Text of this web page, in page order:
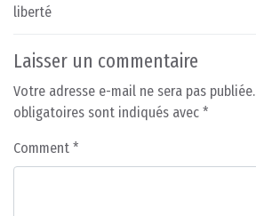
liberté
Laisser un commentaire
Votre adresse e-mail ne sera pas publiée.
obligatoires sont indiqués avec *
Comment *